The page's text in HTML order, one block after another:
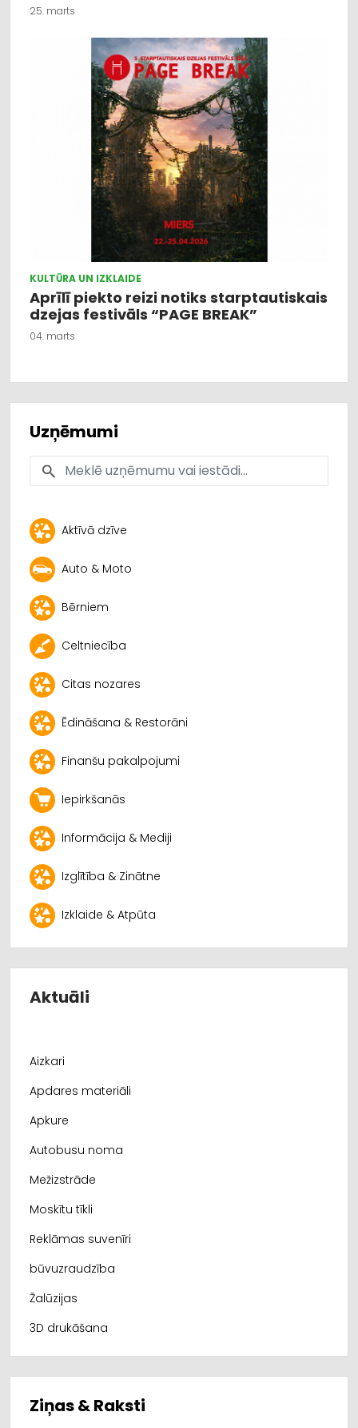
25. marts
KULTŪRA UN IZKLAIDE
Aprīlī piekto reizi notiks starptautiskais
dzejas festivāls “PAGE BREAK”
04. marts
Uzņēmumi
Aktīvā dzīve
Auto & Moto
Bērniem
Celtniecība
Citas nozares
Ēdināšana & Restorāni
Finanšu pakalpojumi
Iepirkšanās
Informācija & Mediji
Izglītība & Zinātne
Izklaide & Atpūta
Aktuāli
Aizkari
Apdares materiāli
Apkure
Autobusu noma
Mežizstrāde
Moskītu tīkli
Reklāmas suvenīri
būvuzraudzība
Žalūzijas
3D drukāšana
Ziņas & Raksti